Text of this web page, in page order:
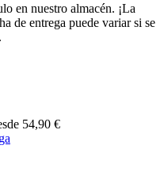
en nuestro almacén. ¡La
de entrega puede variar si se
54,90 €